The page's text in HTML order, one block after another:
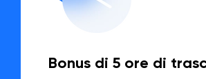
Bonus di 5 ore di